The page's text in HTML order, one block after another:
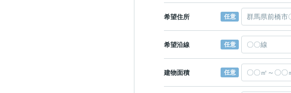
希望住所 任意
希望沿線 任意
建物面積 任意